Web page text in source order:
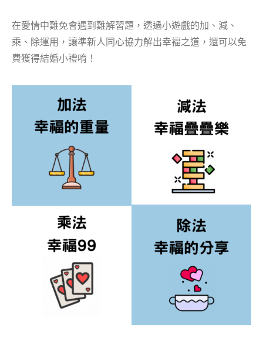
在愛情中難免會遇到難解習題，透過小遊戲的加、減、
乘、除運用，讓準新人同心協力解出幸褔之道，還可以免
費獲得結婚小禮唷！